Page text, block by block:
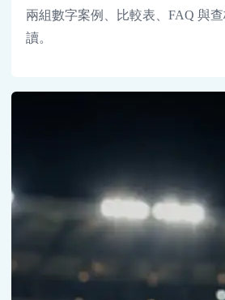
兩組數字案例、比較表、FAQ 與
讀。